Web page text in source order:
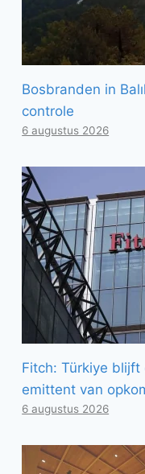
Bosbranden in
controle
6 augustus 2026
Fitch: Türkiye blijft
emittent van
6 augustus 2026